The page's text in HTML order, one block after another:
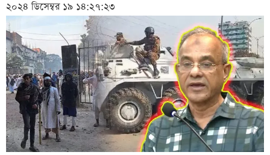
২০২৪ ডিসেম্বর ১৯ ১৪:২৭:২৩